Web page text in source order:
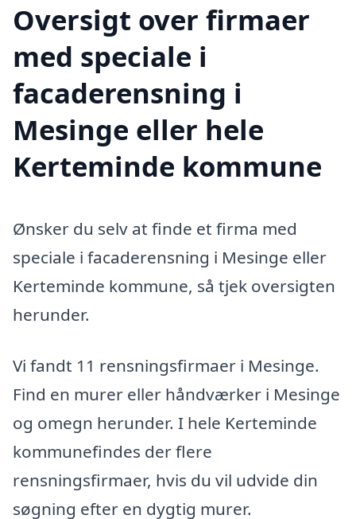
Oversigt over firmaer
med speciale i
facaderensning i
Mesinge eller hele
Kerteminde kommune
Ønsker du selv at finde et firma med
speciale i facaderensning i Mesinge eller
Kerteminde kommune, så tjek oversigten
herunder.
Vi fandt 11 rensningsfirmaer i Mesinge.
Find en murer eller håndværker i Mesinge
og omegn herunder. I hele Kerteminde
kommunefindes der flere
rensningsfirmaer, hvis du vil udvide din
søgning efter en dygtig murer.